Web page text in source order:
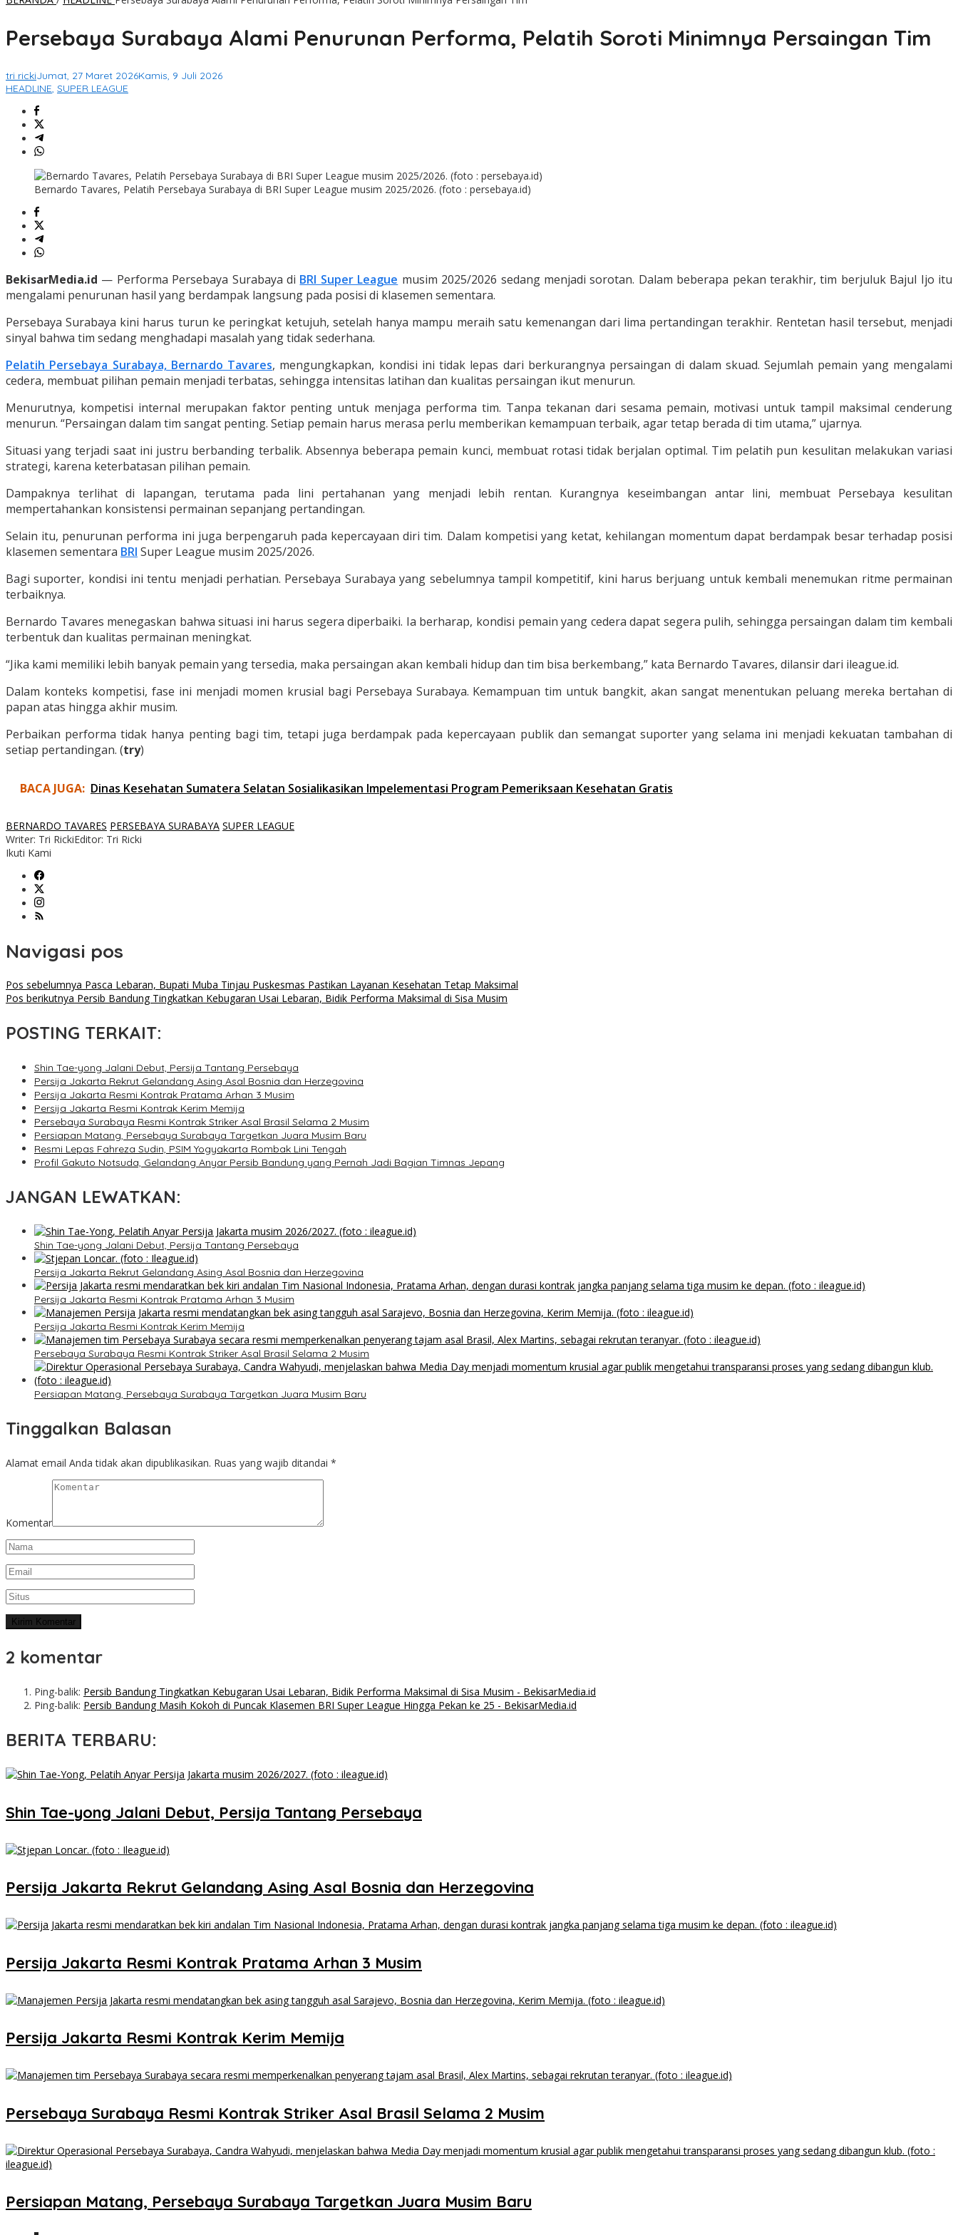
Persebaya Surabaya Alami Penurunan Performa, Pelatih Soroti Minimnya Persaingan Tim
tri rickiJumat, 27 Maret 2026Kamis, 9 Juli 2026
HEADLINE, SUPER LEAGUE
Bernardo Tavares, Pelatih Persebaya Surabaya di BRI Super League musim 2025/2026. (foto : persebaya.id)
BekisarMedia.id — Performa Persebaya Surabaya di BRI Super League musim 2025/2026 sedang menjadi sorotan. Dalam beberapa pekan terakhir, tim berjuluk Bajul Ijo itu
mengalami penurunan hasil yang berdampak langsung pada posisi di klasemen sementara.
Persebaya Surabaya kini harus turun ke peringkat ketujuh, setelah hanya mampu meraih satu kemenangan dari lima pertandingan terakhir. Rentetan hasil tersebut, menjadi
sinyal bahwa tim sedang menghadapi masalah yang tidak sederhana.
Pelatih Persebaya Surabaya, Bernardo Tavares, mengungkapkan, kondisi ini tidak lepas dari berkurangnya persaingan di dalam skuad. Sejumlah pemain yang mengalami
cedera, membuat pilihan pemain menjadi terbatas, sehingga intensitas latihan dan kualitas persaingan ikut menurun.
Menurutnya, kompetisi internal merupakan faktor penting untuk menjaga performa tim. Tanpa tekanan dari sesama pemain, motivasi untuk tampil maksimal cenderung
menurun. “Persaingan dalam tim sangat penting. Setiap pemain harus merasa perlu memberikan kemampuan terbaik, agar tetap berada di tim utama,” ujarnya.
Situasi yang terjadi saat ini justru berbanding terbalik. Absennya beberapa pemain kunci, membuat rotasi tidak berjalan optimal. Tim pelatih pun kesulitan melakukan variasi
strategi, karena keterbatasan pilihan pemain.
Dampaknya terlihat di lapangan, terutama pada lini pertahanan yang menjadi lebih rentan. Kurangnya keseimbangan antar lini, membuat Persebaya kesulitan
mempertahankan konsistensi permainan sepanjang pertandingan.
Selain itu, penurunan performa ini juga berpengaruh pada kepercayaan diri tim. Dalam kompetisi yang ketat, kehilangan momentum dapat berdampak besar terhadap posisi
klasemen sementara BRI Super League musim 2025/2026.
Bagi suporter, kondisi ini tentu menjadi perhatian. Persebaya Surabaya yang sebelumnya tampil kompetitif, kini harus berjuang untuk kembali menemukan ritme permainan
terbaiknya.
Bernardo Tavares menegaskan bahwa situasi ini harus segera diperbaiki. Ia berharap, kondisi pemain yang cedera dapat segera pulih, sehingga persaingan dalam tim kembali
terbentuk dan kualitas permainan meningkat.
“Jika kami memiliki lebih banyak pemain yang tersedia, maka persaingan akan kembali hidup dan tim bisa berkembang,” kata Bernardo Tavares, dilansir dari ileague.id.
Dalam konteks kompetisi, fase ini menjadi momen krusial bagi Persebaya Surabaya. Kemampuan tim untuk bangkit, akan sangat menentukan peluang mereka bertahan di
papan atas hingga akhir musim.
Perbaikan performa tidak hanya penting bagi tim, tetapi juga berdampak pada kepercayaan publik dan semangat suporter yang selama ini menjadi kekuatan tambahan di
setiap pertandingan. (try)
BACA JUGA: Dinas Kesehatan Sumatera Selatan Sosialikasikan Impelementasi Program Pemeriksaan Kesehatan Gratis
BERNARDO TAVARES PERSEBAYA SURABAYA SUPER LEAGUE
Writer: Tri RickiEditor: Tri Ricki
Ikuti Kami
Navigasi pos
Pos sebelumnya Pasca Lebaran, Bupati Muba Tinjau Puskesmas Pastikan Layanan Kesehatan Tetap Maksimal
Pos berikutnya Persib Bandung Tingkatkan Kebugaran Usai Lebaran, Bidik Performa Maksimal di Sisa Musim
POSTING TERKAIT:
Shin Tae-yong Jalani Debut, Persija Tantang Persebaya
Persija Jakarta Rekrut Gelandang Asing Asal Bosnia dan Herzegovina
Persija Jakarta Resmi Kontrak Pratama Arhan 3 Musim
Persija Jakarta Resmi Kontrak Kerim Memija
Persebaya Surabaya Resmi Kontrak Striker Asal Brasil Selama 2 Musim
Persiapan Matang, Persebaya Surabaya Targetkan Juara Musim Baru
Resmi Lepas Fahreza Sudin, PSIM Yogyakarta Rombak Lini Tengah
Profil Gakuto Notsuda, Gelandang Anyar Persib Bandung yang Pernah Jadi Bagian Timnas Jepang
JANGAN LEWATKAN:
Shin Tae-yong Jalani Debut, Persija Tantang Persebaya
Persija Jakarta Rekrut Gelandang Asing Asal Bosnia dan Herzegovina
Persija Jakarta Resmi Kontrak Pratama Arhan 3 Musim
Persija Jakarta Resmi Kontrak Kerim Memija
Persebaya Surabaya Resmi Kontrak Striker Asal Brasil Selama 2 Musim
Persiapan Matang, Persebaya Surabaya Targetkan Juara Musim Baru
Tinggalkan Balasan
Alamat email Anda tidak akan dipublikasikan. Ruas yang wajib ditandai *
Komentar
2 komentar
Ping-balik: Persib Bandung Tingkatkan Kebugaran Usai Lebaran, Bidik Performa Maksimal di Sisa Musim - BekisarMedia.id
Ping-balik: Persib Bandung Masih Kokoh di Puncak Klasemen BRI Super League Hingga Pekan ke 25 - BekisarMedia.id
BERITA TERBARU:
Shin Tae-yong Jalani Debut, Persija Tantang Persebaya
Persija Jakarta Rekrut Gelandang Asing Asal Bosnia dan Herzegovina
Persija Jakarta Resmi Kontrak Pratama Arhan 3 Musim
Persija Jakarta Resmi Kontrak Kerim Memija
Persebaya Surabaya Resmi Kontrak Striker Asal Brasil Selama 2 Musim
Persiapan Matang, Persebaya Surabaya Targetkan Juara Musim Baru